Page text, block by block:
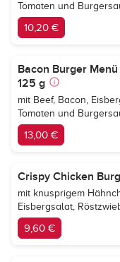
Tomaten und
10,20 €
Bacon Burger
125 g
mit Beef, Bacon,
Tomaten und
13,00 €
Crispy Chicken
mit knusprigem
Eisbergsalat,
9,60 €